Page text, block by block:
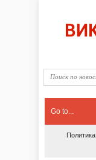
Go to...
Политика